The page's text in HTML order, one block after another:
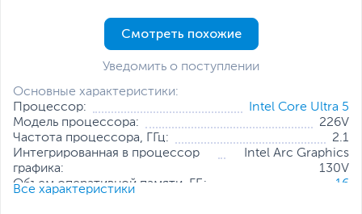
Основные характеристики:
Процессор:
Intel Core Ultra 5
Модель процессора:
226V
Частота процессора, ГГц:
2.1
Интегрированная в процессор
графика:
Intel Arc Graphics
130V
Объем оперативной памяти, ГБ:
16
Все характеристики
Смотреть похожие
Уведомить о поступлении